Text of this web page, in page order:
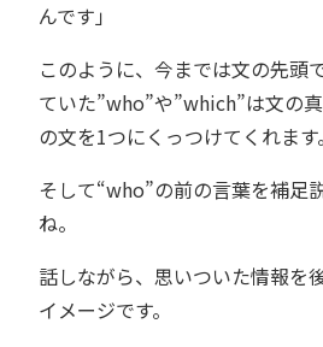
んです」
このように、今までは文の先頭
ていた”who”や”which”は文の
の文を1つにくっつけてくれます。
そして“who”の前の言葉を補足
ね。
話しながら、思いついた情報を
イメージです。